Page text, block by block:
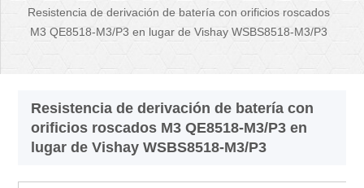
Resistencia de derivación de batería con orificios roscados
M3 QE8518-M3/P3 en lugar de Vishay WSBS8518-M3/P3
Resistencia de derivación de batería con
orificios roscados M3 QE8518-M3/P3 en
lugar de Vishay WSBS8518-M3/P3